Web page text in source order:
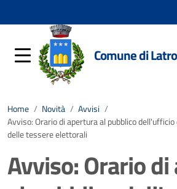
Comune di
Home / Novità / Avvisi /
Avviso: Orario di apertura al pubblico
delle tessere elettorali
Avviso: Orario